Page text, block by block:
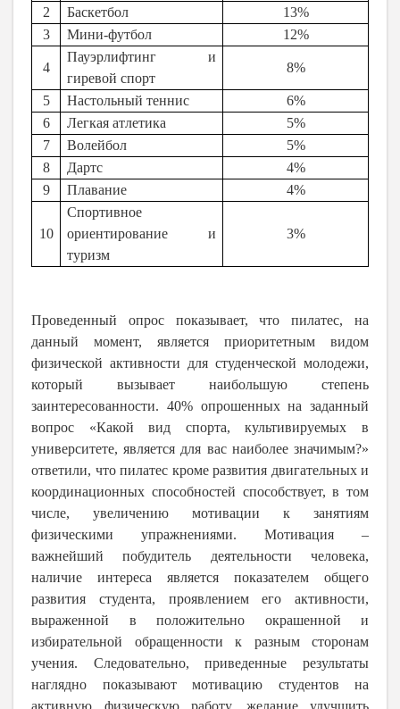
2
Баскетбол
13%
3
Мини-футбол 12%
4
Пауэрлифтинг и
гиревой спорт
8%
5 Настольный теннис
6%
6
Легкая атлетика
5%
7
Волейбол
5%
8
Дартс
4%
9
Плавание 4%
10
Спортивное
ориентирование и
туризм
3%
Проведенный опрос показывает, что пилатес, на
данный момент, является приоритетным видом
физической активности для студенческой молодежи,
который вызывает наибольшую степень
заинтересованности. 40% опрошенных на заданный
вопрос «Какой вид спорта, культивируемых в
университете, является для вас наиболее значимым?»
ответили, что пилатес кроме развития двигательных и
координационных способностей способствует, в том
числе, увеличению мотивации к занятиям
физическими упражнениями. Мотивация –
важнейший побудитель деятельности человека,
наличие интереса является показателем общего
развития студента, проявлением его активности,
выраженной в положительно окрашенной и
избирательной обращенности к разным сторонам
учения. Следовательно, приведенные результаты
наглядно показывают мотивацию студентов на
активную физическую работу, желание улучшить